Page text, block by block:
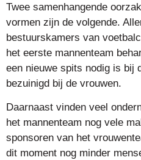
Twee samenhangende
vormen zijn de volgende.
bestuurskamers van
het eerste mannenteam
een nieuwe spits nodig is bij
bezuinigd bij de vrouwen.
Daarnaast vinden veel
het mannenteam nog vele
sponsoren van het
dit moment nog minder